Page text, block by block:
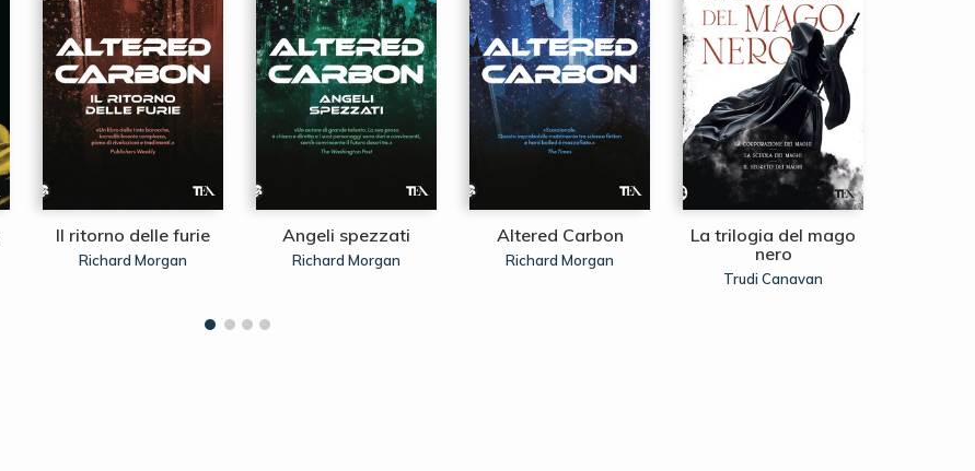
Il ritorno delle furie
Richard Morgan
Angeli spezzati
Richard Morgan
Altered Carbon
Richard Morgan
La trilogia del mago
nero
Trudi Canavan